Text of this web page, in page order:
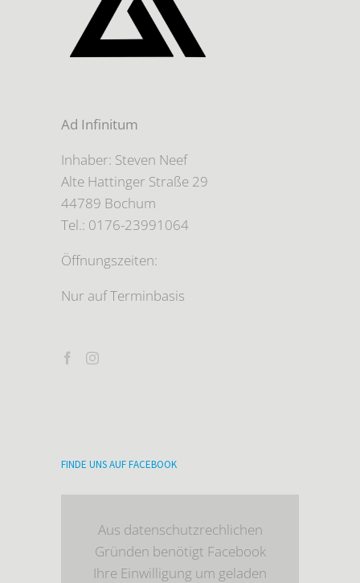
Ad Infinitum
Inhaber: Steven Neef
Alte Hattinger Straße 29
44789 Bochum
Tel.: 0176-23991064
Öffnungszeiten:
Nur auf Terminbasis
FINDE UNS AUF FACEBOOK
Aus datenschutzrechlichen
Gründen benötigt Facebook
Ihre Einwilligung um geladen